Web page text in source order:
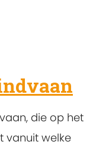
die op het
vanuit welke